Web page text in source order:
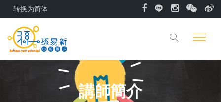
转换为简体
講師簡介